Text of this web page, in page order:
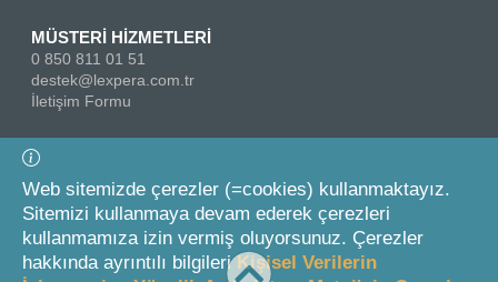
MÜSTERİ HİZMETLERİ
0 850 811 01 51
destek@lexpera.com.tr
İletişim Formu
Bizi Takip Edin
Web sitemizde çerezler (=cookies) kullanmaktayız.
Sitemizi kullanmaya devam ederek çerezleri
kullanmamıza izin vermiş oluyorsunuz. Çerezler
hakkında ayrıntılı bilgileriKişisel Verilerin